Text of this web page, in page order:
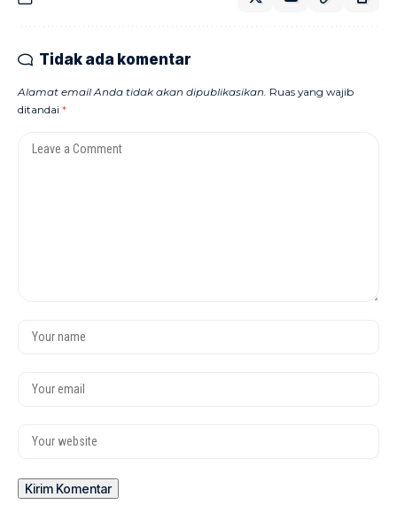
Tidak ada komentar
Alamat email Anda tidak akan dipublikasikan. Ruas yang wajib
ditandai *